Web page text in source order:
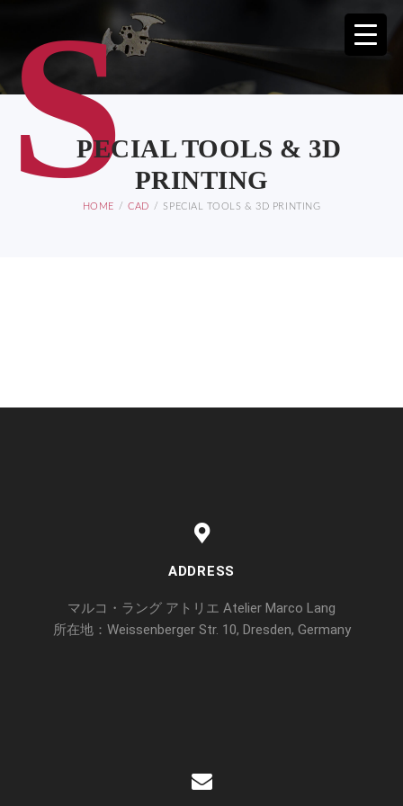
SPECIAL TOOLS & 3D
PRINTING
HOME CAD SPECIAL TOOLS & 3D PRINTING
ADDRESS
マルコ・ラング アトリエ Atelier Marco Lang
所在地：Weissenberger Str. 10, Dresden, Germany